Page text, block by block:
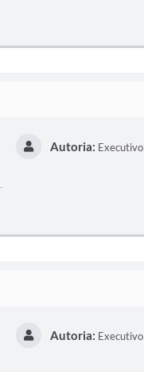
Autoria: Executivo
Autoria: Executivo